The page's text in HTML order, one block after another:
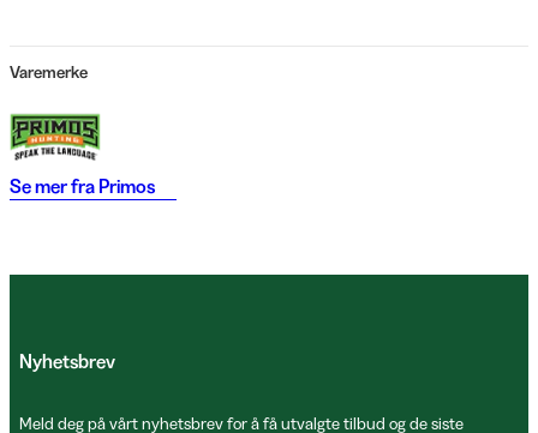
Varemerke
Se mer fra Primos
Nyhetsbrev
Meld deg på vårt nyhetsbrev for å få utvalgte tilbud og de siste